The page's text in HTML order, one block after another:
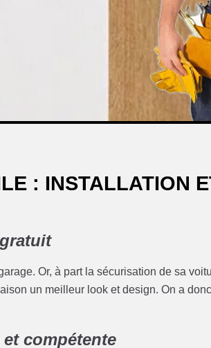
: INSTALLATION
Or, à part la sécurisation de sa
un meilleur look et design. On a donc
compétente